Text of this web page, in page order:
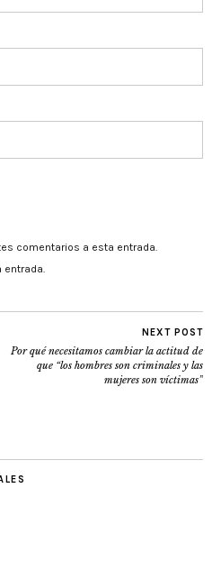
comentarios a esta entrada.
entrada.
NEXT POST
Por qué necesitamos cambiar la actitud de
que “los hombres son criminales y las
mujeres son víctimas”